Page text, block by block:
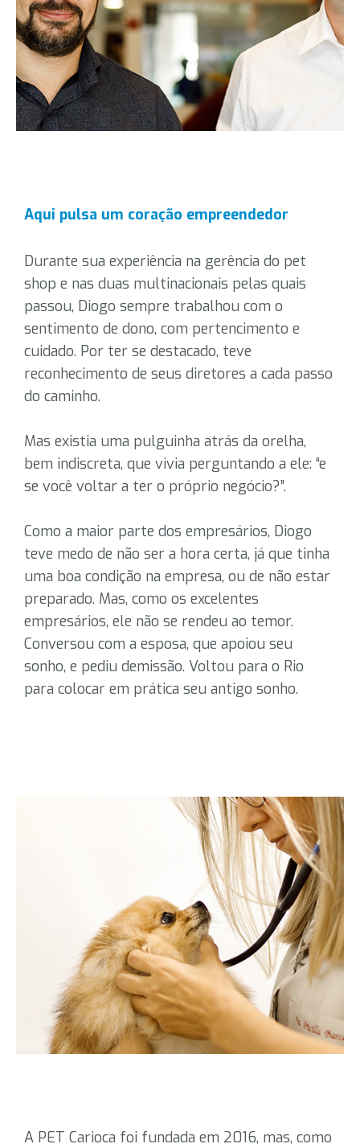
Aqui pulsa um coração empreendedor
Durante sua experiência na gerência do pet
shop e nas duas multinacionais pelas quais
passou, Diogo sempre trabalhou com o
sentimento de dono, com pertencimento e
cuidado. Por ter se destacado, teve
reconhecimento de seus diretores a cada passo
do caminho.
Mas existia uma pulguinha atrás da orelha,
bem indiscreta, que vivia perguntando a ele: “e
se você voltar a ter o próprio negócio?”.
Como a maior parte dos empresários, Diogo
teve medo de não ser a hora certa, já que tinha
uma boa condição na empresa, ou de não estar
preparado. Mas, como os excelentes
empresários, ele não se rendeu ao temor.
Conversou com a esposa, que apoiou seu
sonho, e pediu demissão. Voltou para o Rio
para colocar em prática seu antigo sonho.
A PET Carioca foi fundada em 2016, mas, como